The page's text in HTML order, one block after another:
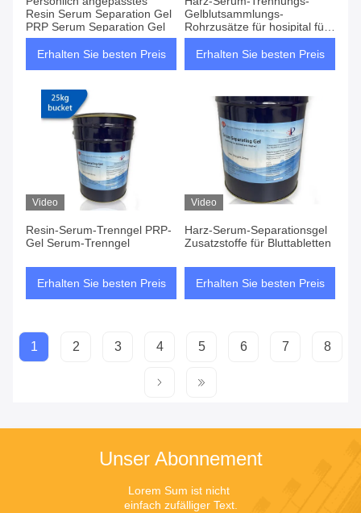
Resin Serum Separation Gel
PRP Serum Separation Gel
Erhalten Sie besten Preis
Gelblutsammlungs-
Rohrzusätze für hosipital für
medizinischen Cosmetology
Erhalten Sie besten Preis
Video
Resin-Serum-Trenngel PRP-
Gel Serum-Trenngel
Erhalten Sie besten Preis
Video
Harz-Serum-Separationsgel
Zusatzstoffe für Bluttabletten
Erhalten Sie besten Preis
1 2 3 4 5 6 7 8
Unser Abonnement
Lorem Sum ist nicht
einfach zufälliger Text.